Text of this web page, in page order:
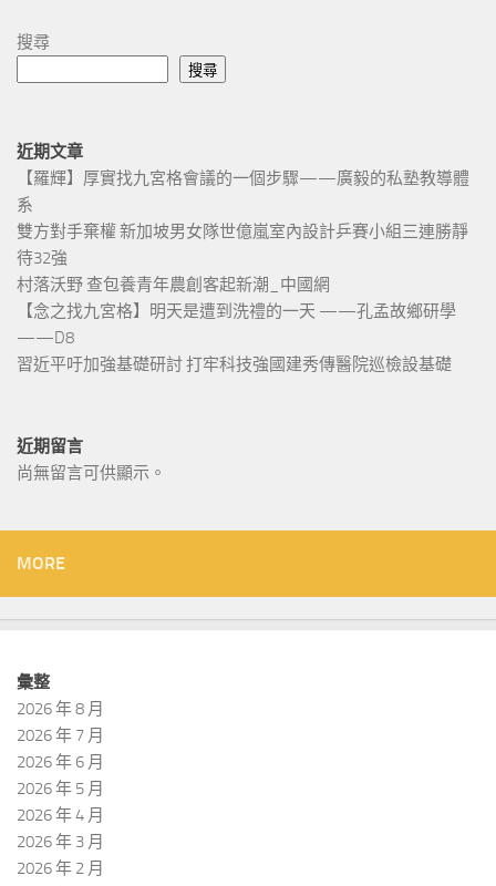
搜尋
搜尋
近期文章
【羅輝】厚實找九宮格會議的一個步驟——廣毅的私塾教導體
系
雙方對手棄權 新加坡男女隊世億嵐室內設計乒賽小組三連勝靜
待32強
村落沃野 查包養青年農創客起新潮_中國網
【念之找九宮格】明天是遭到洗禮的一天 ——孔孟故鄉研學
——D8
習近平吁加強基礎研討 打牢科技強國建秀傳醫院巡檢設基礎
近期留言
尚無留言可供顯示。
MORE
彙整
2026 年 8 月
2026 年 7 月
2026 年 6 月
2026 年 5 月
2026 年 4 月
2026 年 3 月
2026 年 2 月